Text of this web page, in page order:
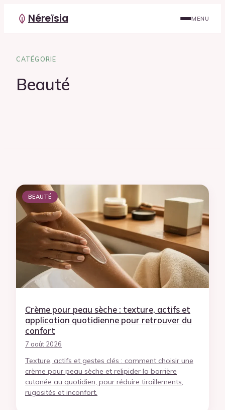
Néreïsia MENU
CATÉGORIE
Beauté
BEAUTÉ
Crème pour peau sèche : texture, actifs et
application quotidienne pour retrouver du
confort
7 août 2026
Texture, actifs et gestes clés : comment choisir une
crème pour peau sèche et relipider la barrière
cutanée au quotidien, pour réduire tiraillements,
rugosités et inconfort.